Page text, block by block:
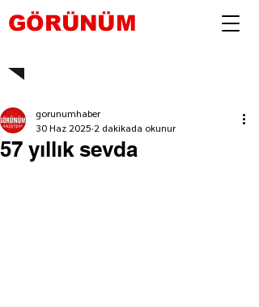
GÖRÜNÜM
57 yıllık sevda
gorunumhaber
30 Haz 2025 2 dakikada okunur